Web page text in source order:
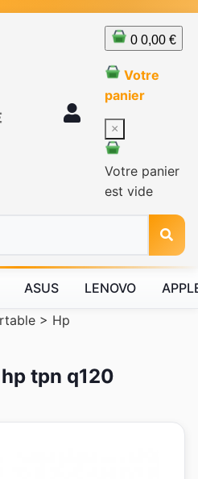
0 0,00 €
Votre
panier
×
Votre panier
est vide
ASUS LENOVO
> Hp
tpn q120